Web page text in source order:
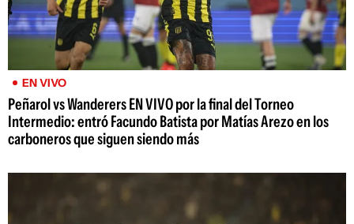
EN VIVO
Peñarol vs Wanderers EN VIVO por la final del Torneo
Intermedio: entró Facundo Batista por Matías Arezo en los
carboneros que siguen siendo más